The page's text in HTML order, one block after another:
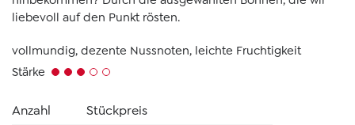
liebevoll auf den Punkt rösten.
vollmundig, dezente Nussnoten, leichte Fruchtigkeit
Stärke
Anzahl Stückpreis